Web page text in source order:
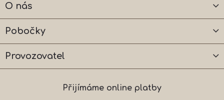
O nás
Pobočky
Provozovatel
Přijímáme online platby